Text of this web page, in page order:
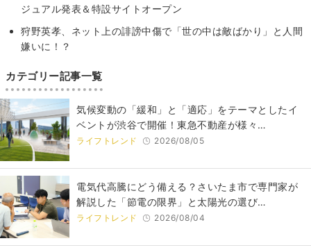
ジュアル発表＆特設サイトオープン
狩野英孝、ネット上の誹謗中傷で「世の中は敵ばかり」と人間
嫌いに！？
カテゴリー記事一覧
気候変動の「緩和」と「適応」をテーマとしたイ
ベントが渋谷で開催！東急不動産が様々…
ライフトレンド 2026/08/05
電気代高騰にどう備える？さいたま市で専門家が
解説した「節電の限界」と太陽光の選び…
ライフトレンド 2026/08/04